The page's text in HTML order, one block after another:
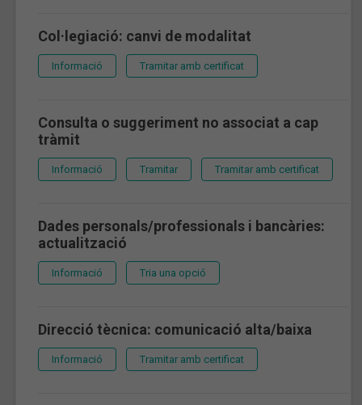
Col·legiació: canvi de modalitat
Informació Tramitar amb certificat
Consulta o suggeriment no associat a cap
tràmit
Informació Tramitar Tramitar amb certificat
Dades personals/professionals i bancàries:
actualització
Informació Tria una opció
Direcció tècnica: comunicació alta/baixa
Informació Tramitar amb certificat